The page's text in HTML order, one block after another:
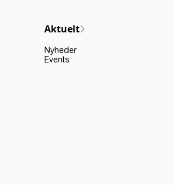
Aktuelt
Nyheder
Events